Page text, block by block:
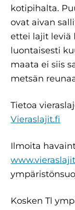
kotipihalta.
ovat aivan
ettei lajit leviä
luontaisesti
maata ei siis
metsän
Tietoa
Vieraslajit.fi
Ilmoita
Kosken Tl